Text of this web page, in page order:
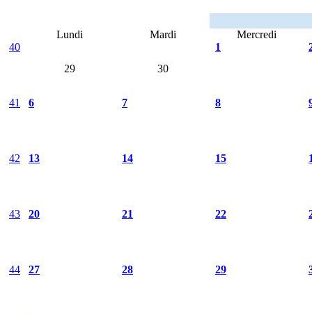
Lundi Mardi
Mercredi
40
29
30
1
41 6 7 8
42 13 14 15
43 20 21 22
44 27 28 29